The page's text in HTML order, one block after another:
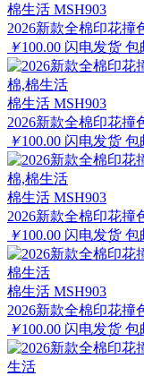
棉生活 MSH903
2026新款全棉印花撞
￥100.00 闪电发货 包
棉生活 MSH903
2026新款全棉印花撞
￥100.00 闪电发货 包
棉生活 MSH903
2026新款全棉印花撞
￥100.00 闪电发货 包
棉生活 MSH903
2026新款全棉印花撞
￥100.00 闪电发货 包